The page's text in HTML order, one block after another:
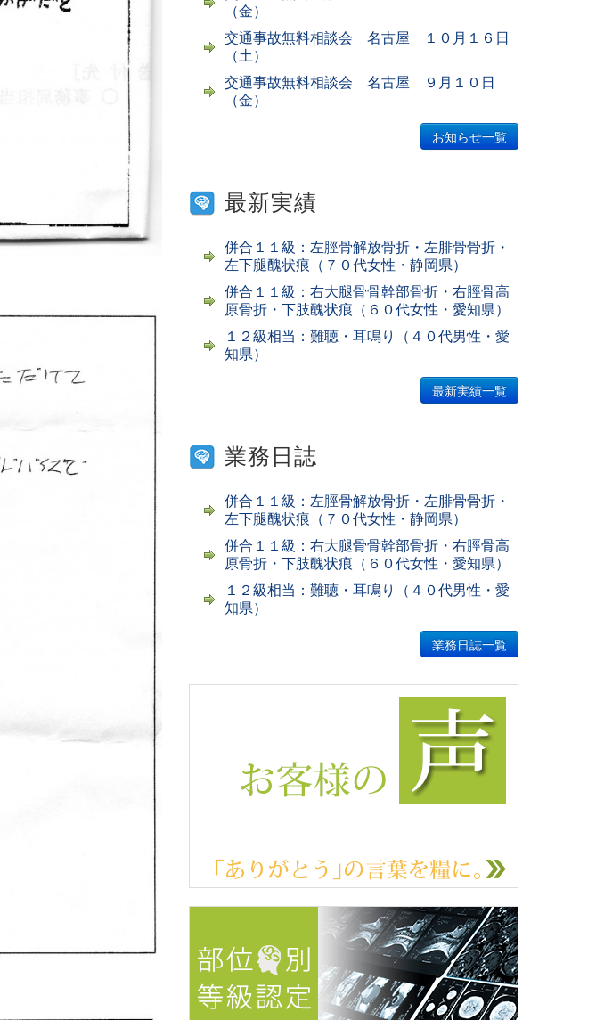
（金）
交通事故無料相談会 名古屋 １０月１６日
（土）
交通事故無料相談会 名古屋 ９月１０日
（金）
お知らせ一覧
最新実績
併合１１級：左脛骨解放骨折・左腓骨骨折・
左下腿醜状痕（７０代女性・静岡県）
併合１１級：右大腿骨骨幹部骨折・右脛骨高
原骨折・下肢醜状痕（６０代女性・愛知県）
１２級相当：難聴・耳鳴り（４０代男性・愛
知県）
最新実績一覧
業務日誌
併合１１級：左脛骨解放骨折・左腓骨骨折・
左下腿醜状痕（７０代女性・静岡県）
併合１１級：右大腿骨骨幹部骨折・右脛骨高
原骨折・下肢醜状痕（６０代女性・愛知県）
１２級相当：難聴・耳鳴り（４０代男性・愛
知県）
業務日誌一覧